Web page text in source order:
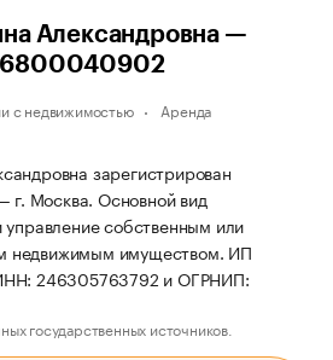
Александровна —
с недвижимостью
Аренда
зарегистрирован
г. Москва. Основной вид
управление собственным или
недвижимым имуществом. ИП
246305763792 и ОГРНИП:
государственных источников.